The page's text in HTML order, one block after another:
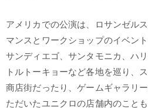
アメリカでの公演は、ロサンゼル
マンスとワークショップのイベン
サンディエゴ、サンタモニカ、ハ
トルトーキョーなど各地を巡り、
商店街だったり、ゲームギャラリ
ただいたユニクロの店舗内のこと